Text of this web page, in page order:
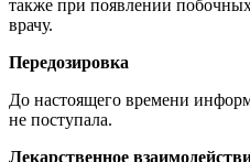
также при появлении
врачу.
Передозировка
До настоящего времени
не поступала.
Лекарственное